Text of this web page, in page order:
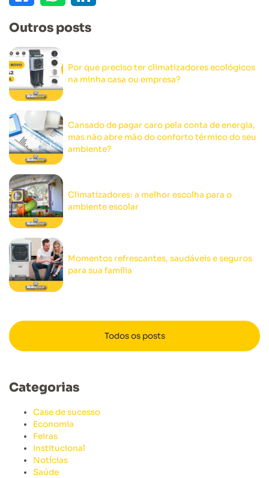
Outros posts
Por que preciso ter climatizadores ecológicos
na minha casa ou empresa?
Cansado de pagar caro pela conta de energia,
mas não abre mão do conforto térmico do seu
ambiente?
Climatizadores: a melhor escolha para o
ambiente escolar
Momentos refrescantes, saudáveis e seguros
para sua família
Todos os posts
Categorias
Case de sucesso
Economia
Feiras
Institucional
Notícias
Saúde